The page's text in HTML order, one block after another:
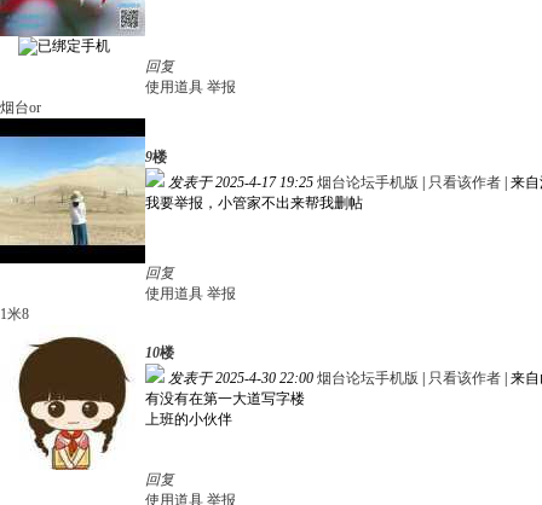
回复
使用道具 举报
烟台or
9楼
发表于 2025-4-17 19:25 烟台论坛手机版 只看该作者 来
我要举报，小管家不出来帮我删帖
回复
使用道具 举报
1米8
10楼
发表于 2025-4-30 22:00 烟台论坛手机版 只看该作者 来
有没有在第一大道写字楼
上班的小伙伴
回复
使用道具 举报